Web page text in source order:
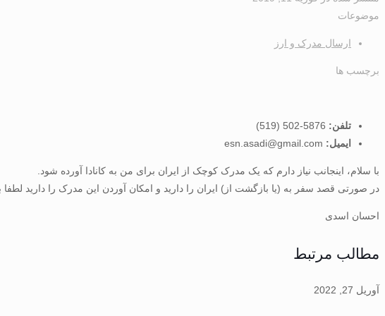
موضوعات
ارسال مدرک و ارز
برچسب ها
تلفن:
ایمیل:
با سلام، اینجانب نیاز دارم که یک مدرک کوچک از ایران برای من به کانادا آورده شود.
در صورتی قصد سفر به (یا بازگشت از) ایران را دارید و امکان آوردن این مدرک را دارید لطفا
احسان اسدی
مطالب مرتبط
آوریل 27, 2022